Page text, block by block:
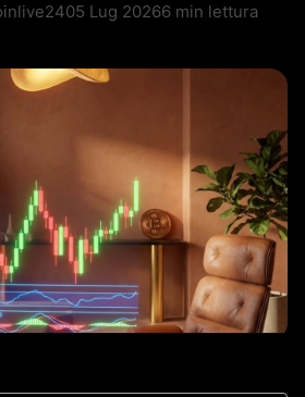
05 Lug 20266 min lettura